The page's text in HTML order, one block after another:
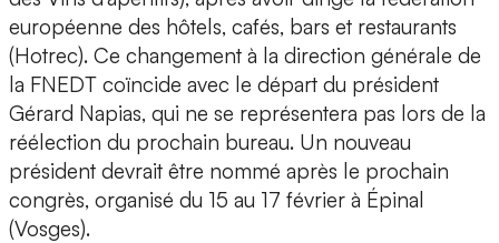
européenne des hôtels, cafés, bars et restaurants
(Hotrec). Ce changement à la direction générale de
la FNEDT coïncide avec le départ du président
Gérard Napias, qui ne se représentera pas lors de la
réélection du prochain bureau. Un nouveau
président devrait être nommé après le prochain
congrès, organisé du 15 au 17 février à Épinal
(Vosges).